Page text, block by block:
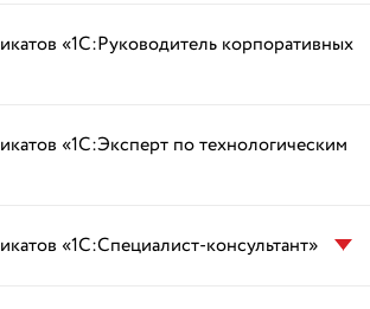
«1С:Руководитель корпоративных
«1С:Эксперт по технологическим
«1С:Специалист-консультант»